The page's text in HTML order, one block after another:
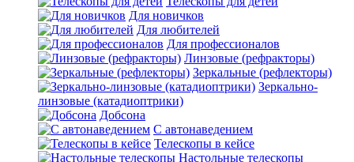
Для новичков
Для любителей
Для профессионалов
Линзовые (рефракторы)
Зеркальные (рефлекторы)
Зеркально-
линзовые (катадиоптрики)
Добсона
С автонаведением
Телескопы в кейсе
Настольные телескопы